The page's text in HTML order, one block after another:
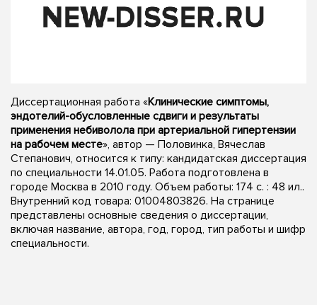
Диссертационная работа «Клинические симптомы,
эндотелий-обусловленные сдвиги и результаты
применения небиволола при артериальной гипертензии
на рабочем месте», автор — Половинка, Вячеслав
Степанович, относится к типу: кандидатская диссертация
по специальности 14.01.05. Работа подготовлена в
городе Москва в 2010 году. Объем работы: 174 с. : 48 ил..
Внутренний код товара: 01004803826. На странице
представлены основные сведения о диссертации,
включая название, автора, год, город, тип работы и шифр
специальности.